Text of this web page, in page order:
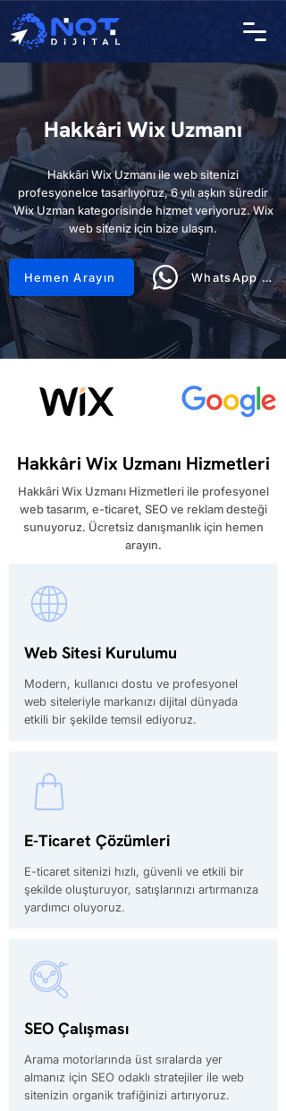
Hakkâri Wix Uzmanı
Hakkâri Wix Uzmanı ile web sitenizi
profesyonelce tasarlıyoruz, 6 yılı aşkın süredir
Wix Uzman kategorisinde hizmet veriyoruz. Wix
web siteniz için bize ulaşın.
Hemen Arayın WhatsApp Hattı
Hakkâri Wix Uzmanı Hizmetleri
Hakkâri Wix Uzmanı Hizmetleri ile profesyonel
web tasarım, e-ticaret, SEO ve reklam desteği
sunuyoruz. Ücretsiz danışmanlık için hemen
arayın.
Web Sitesi Kurulumu
Modern, kullanıcı dostu ve profesyonel
web siteleriyle markanızı dijital dünyada
etkili bir şekilde temsil ediyoruz.
E-Ticaret Çözümleri
E-ticaret sitenizi hızlı, güvenli ve etkili bir
şekilde oluşturuyor, satışlarınızı artırmanıza
yardımcı oluyoruz.
SEO Çalışması
Arama motorlarında üst sıralarda yer
almanız için SEO odaklı stratejiler ile web
sitenizin organik trafiğinizi artırıyoruz.